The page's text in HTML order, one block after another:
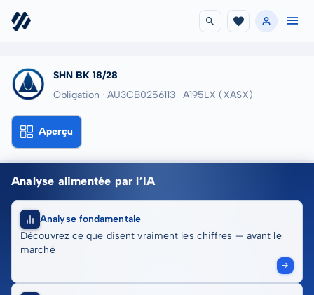
SHN BK 18/28
Obligation · AU3CB0256113 · A195LX (XASX)
Aperçu
Analyse alimentée par l’IA
Analyse fondamentale
Découvrez ce que disent vraiment les chiffres — avant le
marché